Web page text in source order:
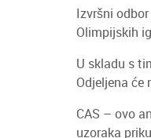
Izvršni
Olimpijskih
U skladu s
Odjeljena
CAS – ovo
uzoraka